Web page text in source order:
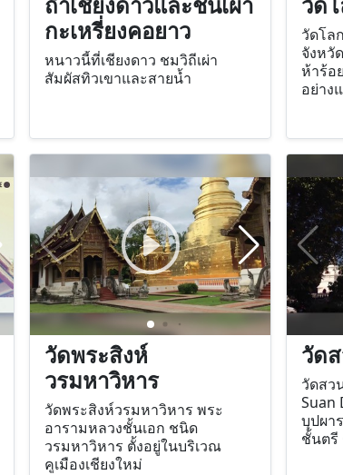
กะเหรี่ยงคอยาว
หนาวนี้ที่เชียงดาว ชมวิถีเผ่า
สัมผัสทิวเขาและสายน้ำ
วัดโล
จังหวั
ห้าร้อ
อย่าง
ตั้งอยู่
เชีย
วัดพระสิงห์
วรมหาวิหาร
วัดพระสิงห์วรมหาวิหาร พระ
อารามหลวงชั้นเอก ชนิด
วรมหาวิหาร ตั้งอยู่ในบริเวณ
คูเมืองเชียงใหม่
วัด
วัดสว
Suan
บุปผา
ชั้นต